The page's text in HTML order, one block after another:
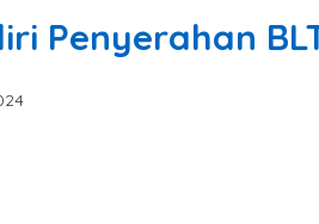
Penyerahan